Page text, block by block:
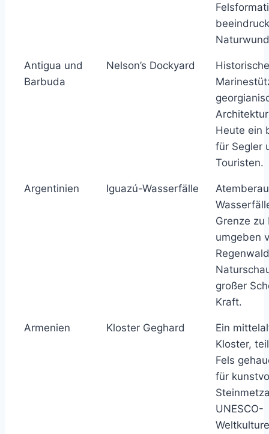
Antigua und
Barbuda
Nelson’s Dockyard
Heute ein
für Segler
Touristen.
Argentinien Iguazú-Wasserfälle
Grenze zu
umgeben
großer
Kraft.
Armenien Kloster Geghard
Ein
Kloster,
Fels
für
UNESCO-